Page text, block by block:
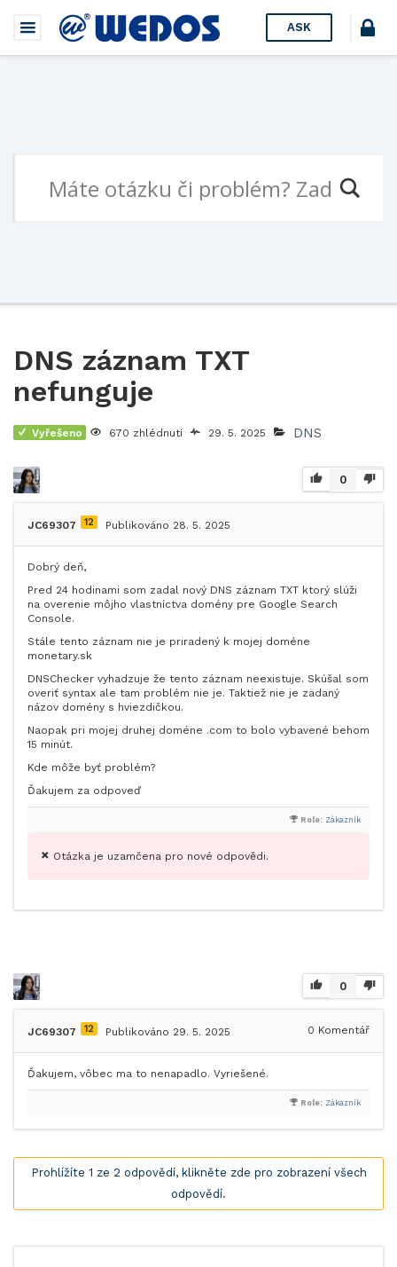
ASK
DNS záznam TXT
nefunguje
Vyřešeno 670 zhlédnutí 29. 5. 2025 DNS
0
JC69307 12 Publikováno 28. 5. 2025
Dobrý deň,
Pred 24 hodinami som zadal nový DNS záznam TXT ktorý slúži
na overenie môjho vlastníctva domény pre Google Search
Console.
Stále tento záznam nie je priradený k mojej doméne
monetary.sk
DNSChecker vyhadzuje že tento záznam neexistuje. Skúšal som
overiť syntax ale tam problém nie je. Taktiež nie je zadaný
názov domény s hviezdičkou.
Naopak pri mojej druhej doméne .com to bolo vybavené behom
15 minút.
Kde môže byť problém?
Ďakujem za odpoveď
Role: Zákazník
Otázka je uzamčena pro nové odpovědi.
0
JC69307 12 Publikováno 29. 5. 2025 0 Komentář
Ďakujem, vôbec ma to nenapadlo. Vyriešené.
Role: Zákazník
Prohlížíte 1 ze 2 odpovědí, klikněte zde pro zobrazení všech
odpovědí.